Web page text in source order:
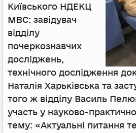
Київського НДЕКЦ
МВС: завідувач
відділу
почеркознавчих
досліджень,
технічного дослідження
Наталія Харьківська та
того ж відділу Василь
участь у науково-
тему: «Актуальні питання